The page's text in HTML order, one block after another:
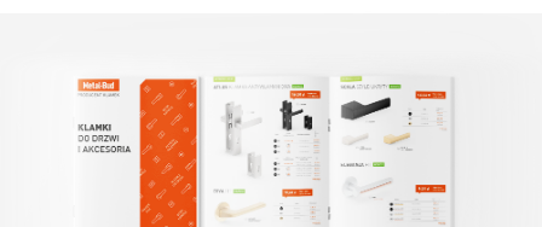
chrom szczotkowany mat
nikiel szczotkowany
nikiel szczotkowany mat